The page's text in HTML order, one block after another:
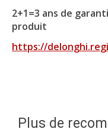
2+1=3 ans de
produit
https://
Plus de